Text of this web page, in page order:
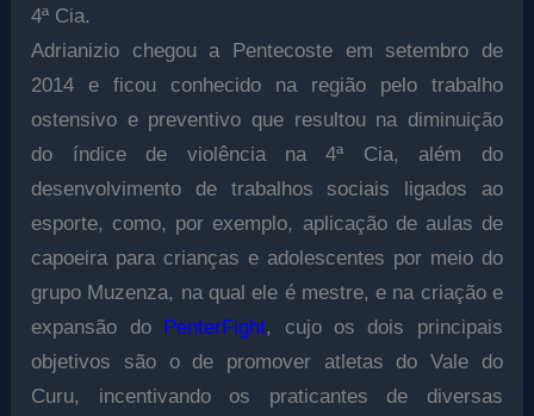
4ª Cia.
Adrianizio chegou a Pentecoste em setembro de
2014 e ficou conhecido na região pelo trabalho
ostensivo e preventivo que resultou na diminuição
do índice de violência na 4ª Cia, além do
desenvolvimento de trabalhos sociais ligados ao
esporte, como, por exemplo, aplicação de aulas de
capoeira para crianças e adolescentes por meio do
grupo Muzenza, na qual ele é mestre, e na criação e
expansão do PenterFight, cujo os dois principais
objetivos são o de promover atletas do Vale do
Curu, incentivando os praticantes de diversas